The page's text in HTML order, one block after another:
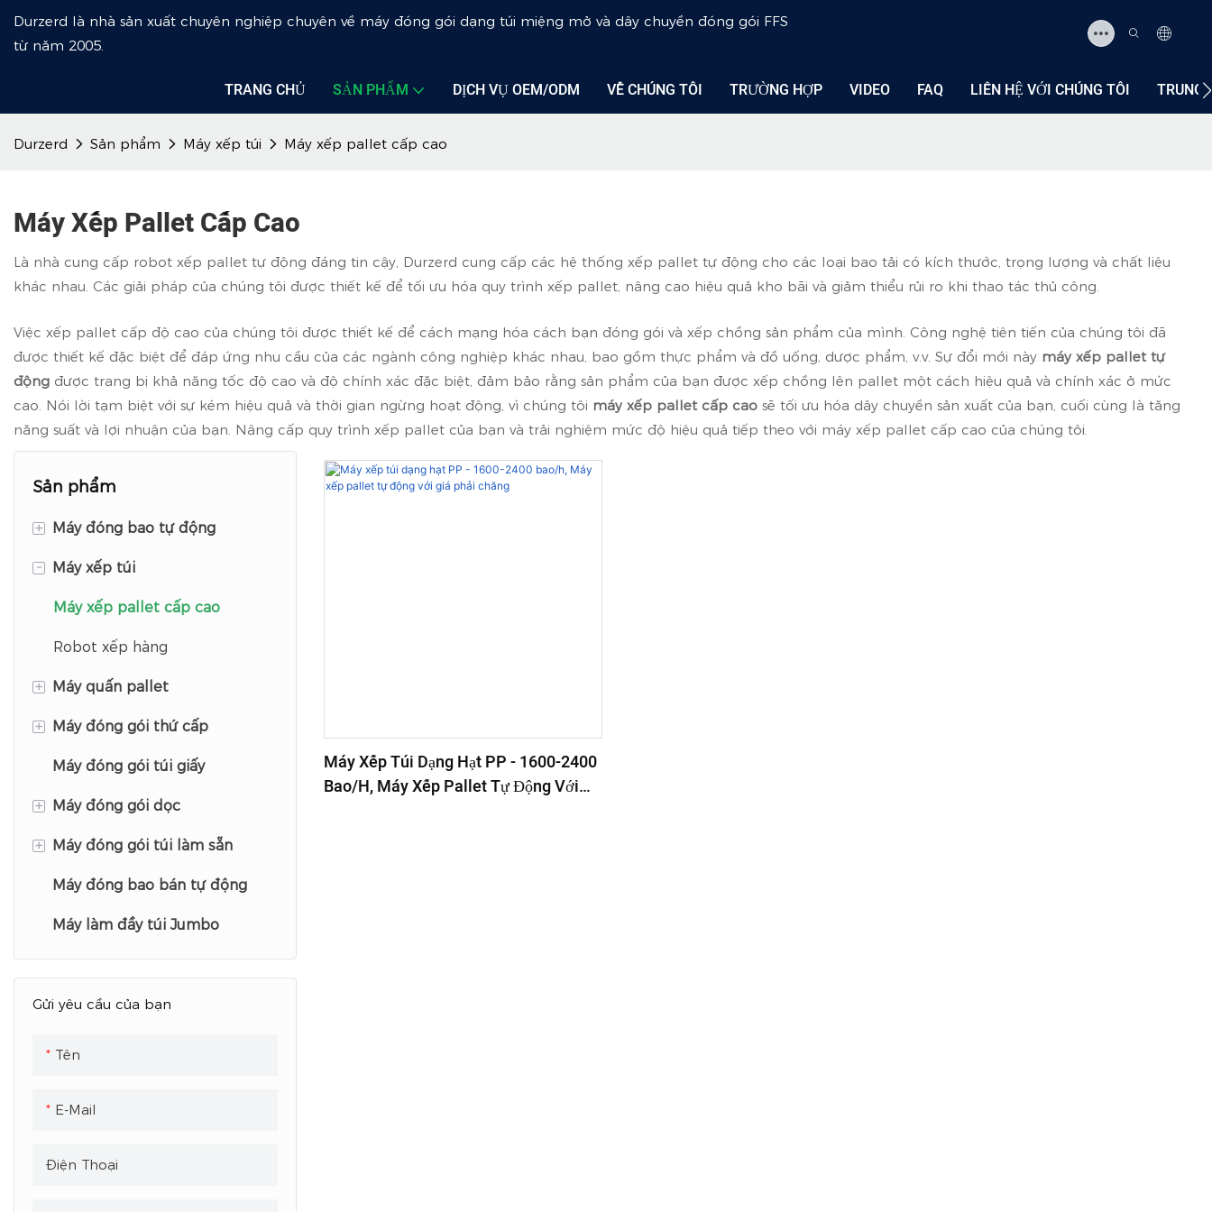
Durzerd là nhà sản xuất chuyên nghiệp chuyên về máy đóng gói dạng túi miệng mở và dây chuyền đóng gói FFS
từ năm 2005.
TRANG CHỦ SẢN PHẨM DỊCH VỤ OEM/ODM VỀ CHÚNG TÔI TRƯỜNG HỢP VIDEO FAQ LIÊN HỆ VỚI CHÚNG TÔI TRUNG
Durzerd Sản phẩm Máy xếp túi Máy xếp pallet cấp cao
Máy Xếp Pallet Cấp Cao
Là nhà cung cấp robot xếp pallet tự động đáng tin cậy, Durzerd cung cấp các hệ thống xếp pallet tự động cho các loại bao tải có kích thước, trọng lượng và chất liệu
khác nhau. Các giải pháp của chúng tôi được thiết kế để tối ưu hóa quy trình xếp pallet, nâng cao hiệu quả kho bãi và giảm thiểu rủi ro khi thao tác thủ công.
Việc xếp pallet cấp độ cao của chúng tôi được thiết kế để cách mạng hóa cách bạn đóng gói và xếp chồng sản phẩm của mình. Công nghệ tiên tiến của chúng tôi đã
được thiết kế đặc biệt để đáp ứng nhu cầu của các ngành công nghiệp khác nhau, bao gồm thực phẩm và đồ uống, dược phẩm, v.v. Sự đổi mới này máy xếp pallet tự
động được trang bị khả năng tốc độ cao và độ chính xác đặc biệt, đảm bảo rằng sản phẩm của bạn được xếp chồng lên pallet một cách hiệu quả và chính xác ở mức
cao. Nói lời tạm biệt với sự kém hiệu quả và thời gian ngừng hoạt động, vì chúng tôi máy xếp pallet cấp cao sẽ tối ưu hóa dây chuyền sản xuất của bạn, cuối cùng là tăng
năng suất và lợi nhuận của bạn. Nâng cấp quy trình xếp pallet của bạn và trải nghiệm mức độ hiệu quả tiếp theo với máy xếp pallet cấp cao của chúng tôi.
Sản phẩm
+ Máy đóng bao tự động
Máy đóng bao mở miệng
Máy đóng bao FFS
- Máy xếp túi
Máy xếp pallet cấp cao
Robot xếp hàng
+ Máy quấn pallet
Áo trùm đầu căng
máy quấn màng co
+ Máy đóng gói thứ cấp
Máy đóng gói thứ cấp dọc
Máy đóng gói thứ cấp túi làm
Máy đóng gói túi giấy
+ Máy đóng gói dọc
Máy đóng gói hạt
Máy đóng gói bột
Máy đóng gói chất lỏng
+ Máy đóng gói túi làm sẵn
Máy đóng gói túi hạt
Máy chiết rót túi bột
Máy chiết rót và hàn kín túi
Máy đóng bao bán tự động
Máy làm đầy túi Jumbo
Gửi yêu cầu của bạn
Tên
E-Mail
Điện Thoại
Máy Xếp Túi Dạng Hạt PP - 1600-2400
Bao/h, Máy Xếp Pallet Tự Động Với